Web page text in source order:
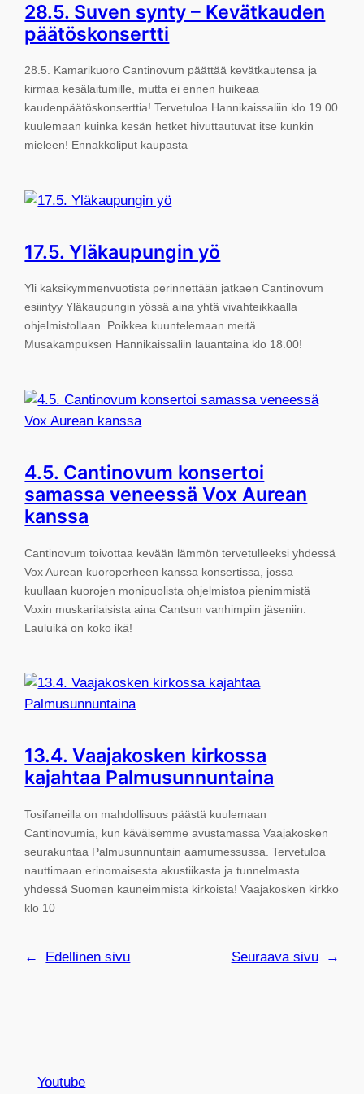
28.5. Suven synty – Kevätkauden
päätöskonsertti
28.5. Kamarikuoro Cantinovum päättää kevätkautensa ja
kirmaa kesälaitumille, mutta ei ennen huikeaa
kaudenpäätöskonserttia! Tervetuloa Hannikaissaliin klo 19.00
kuulemaan kuinka kesän hetket hivuttautuvat itse kunkin
mieleen! Ennakkoliput kaupasta
17.5. Yläkaupungin yö
Yli kaksikymmenvuotista perinnettään jatkaen Cantinovum
esiintyy Yläkaupungin yössä aina yhtä vivahteikkaalla
ohjelmistollaan. Poikkea kuuntelemaan meitä
Musakampuksen Hannikaissaliin lauantaina klo 18.00!
4.5. Cantinovum konsertoi
samassa veneessä Vox Aurean
kanssa
Cantinovum toivottaa kevään lämmön tervetulleeksi yhdessä
Vox Aurean kuoroperheen kanssa konsertissa, jossa
kuullaan kuorojen monipuolista ohjelmistoa pienimmistä
Voxin muskarilaisista aina Cantsun vanhimpiin jäseniin.
Lauluikä on koko ikä!
13.4. Vaajakosken kirkossa
kajahtaa Palmusunnuntaina
Tosifaneilla on mahdollisuus päästä kuulemaan
Cantinovumia, kun käväisemme avustamassa Vaajakosken
seurakuntaa Palmusunnuntain aamumessussa. Tervetuloa
nauttimaan erinomaisesta akustiikasta ja tunnelmasta
yhdessä Suomen kauneimmista kirkoista! Vaajakosken kirkko
klo 10
← Edellinen sivu Seuraava sivu →
Youtube